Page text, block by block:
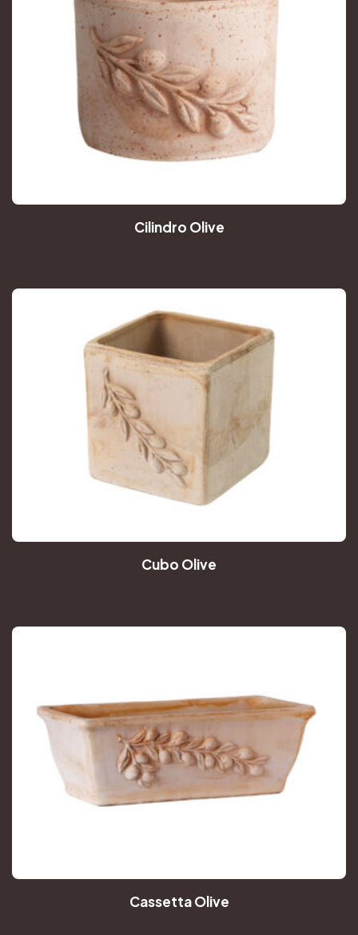
Cilindro Olive
Cubo Olive
Cassetta Olive